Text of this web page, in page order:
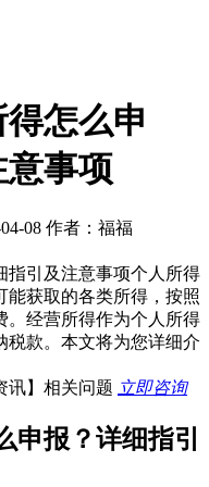
怎么申
事项
08 作者：福福
指引及注意事项个人所得
能获取的各类所得，按照
。经营所得作为个人所得
税款。本文将为您详细介
讯】 相关问题 立即咨询
申报？详细指引